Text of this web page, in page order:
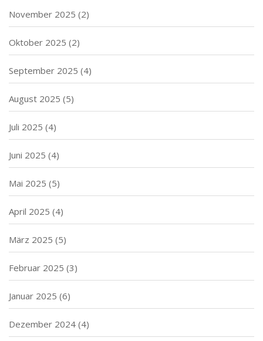
November 2025 (2)
Oktober 2025 (2)
September 2025 (4)
August 2025 (5)
Juli 2025 (4)
Juni 2025 (4)
Mai 2025 (5)
April 2025 (4)
März 2025 (5)
Februar 2025 (3)
Januar 2025 (6)
Dezember 2024 (4)